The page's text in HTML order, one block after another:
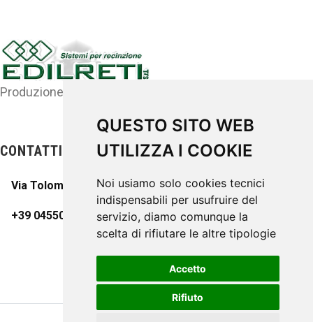
QUESTO SITO WEB
UTILIZZA I COOKIE
Noi usiamo solo cookies tecnici
indispensabili per usufruire del
servizio, diamo comunque la
scelta di rifiutare le altre tipologie
Accetto
Rifiuto
Produzione di sistemi per recinzione
CONTATTI
Via Tolomeo,4 37135 Verona (VR)
+39 045509470